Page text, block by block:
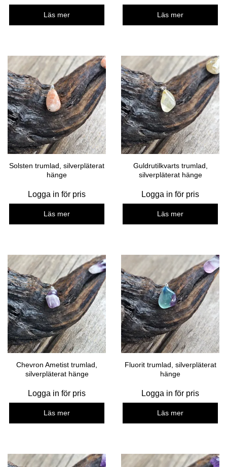
Läs mer Läs mer
Solsten trumlad, silverpläterat
hänge
Logga in för pris
Läs mer
Guldrutilkvarts trumlad,
silverpläterat hänge
Logga in för pris
Läs mer
Chevron Ametist trumlad,
silverpläterat hänge
Logga in för pris
Läs mer
Fluorit trumlad, silverpläterat
hänge
Logga in för pris
Läs mer